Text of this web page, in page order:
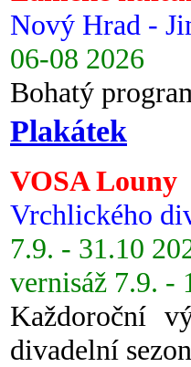
Nový Hrad -
06-08 2026
Bohatý
Plakátek
VOSA Louny
Vrchlického
7.9. - 31.10
vernisáž 7.9. -
Každoroční
divadelní